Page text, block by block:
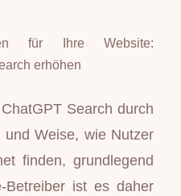
Search durch
Weise, wie Nutzer
finden, grundlegend
Betreiber ist es daher